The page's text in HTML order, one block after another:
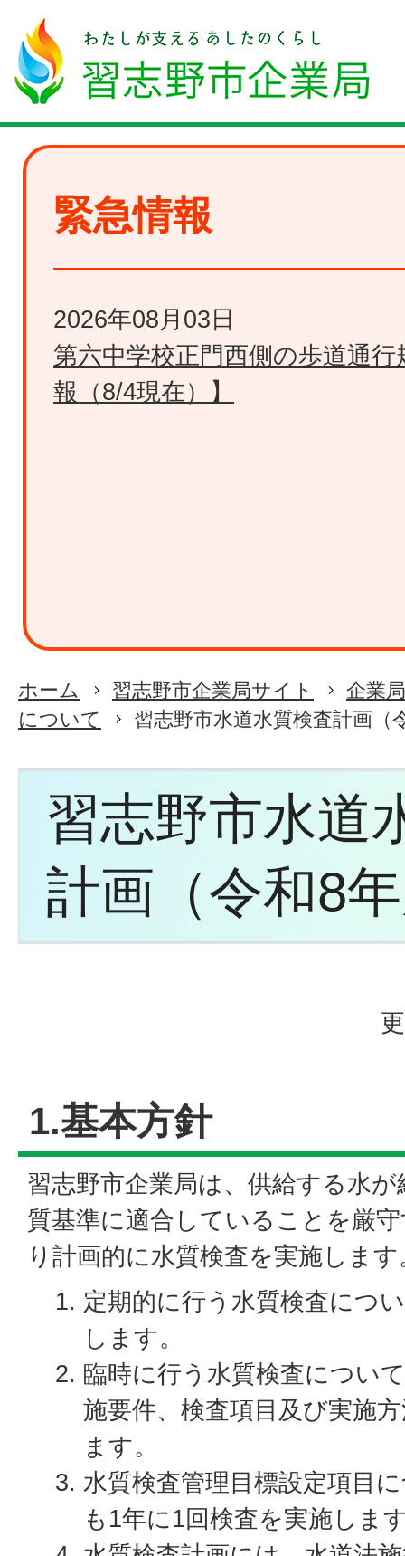
緊急情報
2026年08月03日
第六中学校正門西側の歩道通
報（8/4現在）】
ホーム 習志野市企業局サイト
企業
について
習志野市水道水質検査計画（
習志野市水道
計画（令和8
1.基本方針
習志野市企業局は、供給する水
質基準に適合していることを厳
り計画的に水質検査を実施します
定期的に行う水質検査につ
します。
臨時に行う水質検査につい
施要件、検査項目及び実施
ます。
水質検査管理目標設定項目
も1年に1回検査を実施しま